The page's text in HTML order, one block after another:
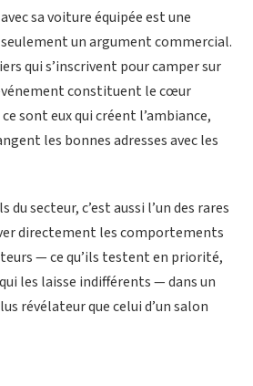
sa voiture équipée est une
un argument commercial.
qui s’inscrivent pour camper sur
constituent le cœur
sont eux qui créent l’ambiance,
les bonnes adresses avec les
secteur, c’est aussi l’un des rares
directement les comportements
— ce qu’ils testent en priorité,
les laisse indifférents — dans un
révélateur que celui d’un salon